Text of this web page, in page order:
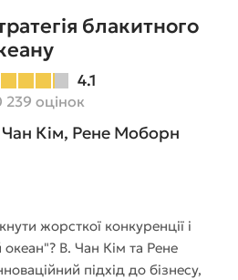
блакитного
4.1
239 оцінок
Чан Кім, Рене Моборн
жорсткої конкуренції і
океан"? В. Чан Кім та Рене
підхід до бізнесу,